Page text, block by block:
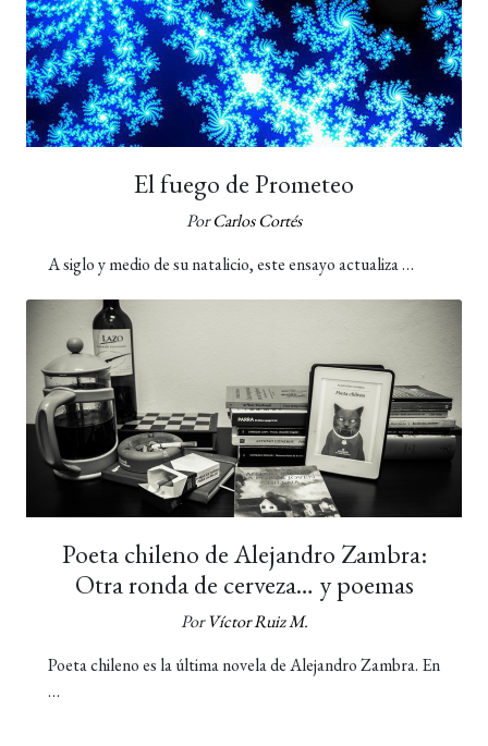
El fuego de Prometeo
PorCarlos Cortés
A siglo y medio de su natalicio, este ensayo actualiza …
Poeta chileno de Alejandro Zambra:
Otra ronda de cerveza… y poemas
PorVíctor Ruiz M.
Poeta chileno es la última novela de Alejandro Zambra. En
…